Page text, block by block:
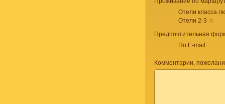
Отели класса
Отели 2-3 ☆
Предпочтительная
По E-mail
Комментарии,